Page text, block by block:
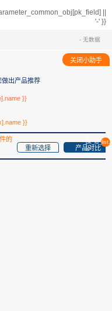
||
'-' }}
- 无数据
关闭小助手
做出产品推荐
}}
}}
的
重新选择 产品对比
}}